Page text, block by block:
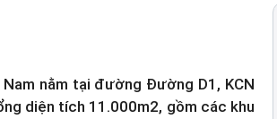
nằm tại đường Đường D1, KCN
diện tích 11.000m2, gồm các khu